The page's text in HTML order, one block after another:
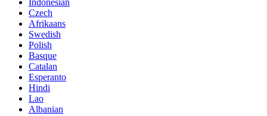
Czech
Afrikaans
Swedish
Polish
Basque
Catalan
Esperanto
Hindi
Lao
Albanian